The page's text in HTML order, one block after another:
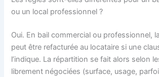
ou un local professionnel ?
Oui. En bail commercial ou professionnel,
peut être refacturée au locataire si une
l’indique. La répartition se fait alors selon
librement négociées (surface, usage,